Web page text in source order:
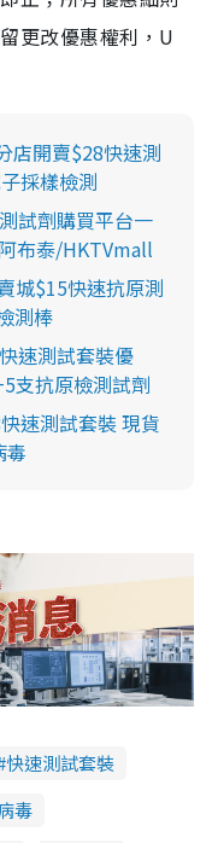
更改優惠權利，U
店開賣$28快速測
採樣檢測
試劑購買平台一
布泰/HKTVmall
城$15快速抗原測
測棒
速測試套裝優
支抗原檢測試劑
速測試套裝 現貨
毒
快速測試套裝
毒